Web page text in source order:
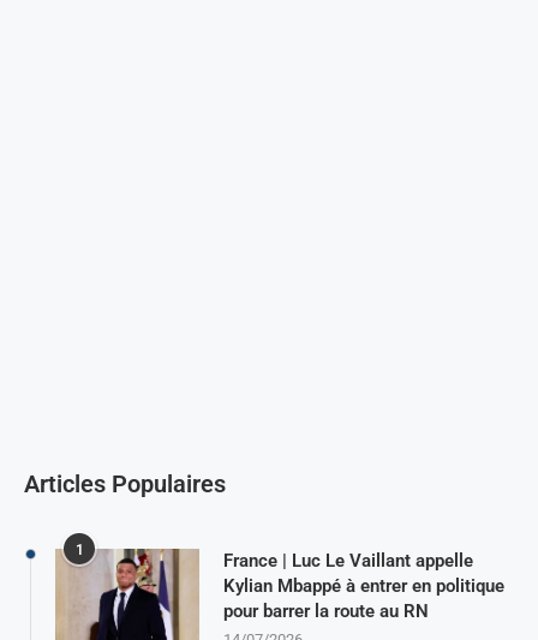
Articles Populaires
1
France | Luc Le Vaillant appelle
Kylian Mbappé à entrer en politique
pour barrer la route au RN